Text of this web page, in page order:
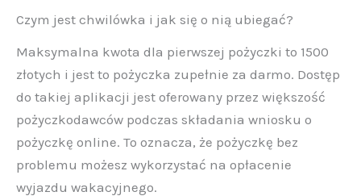
Czym jest chwilówka i jak się o nią ubiegać?
Maksymalna kwota dla pierwszej pożyczki to 1500
złotych i jest to pożyczka zupełnie za darmo. Dostęp
do takiej aplikacji jest oferowany przez większość
pożyczkodawców podczas składania wniosku o
pożyczkę online. To oznacza, że pożyczkę bez
problemu możesz wykorzystać na opłacenie
wyjazdu wakacyjnego.